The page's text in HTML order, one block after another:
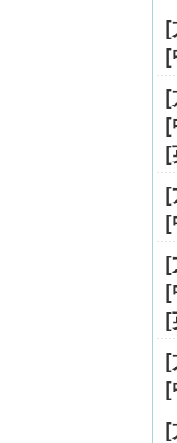
[
[
[
[
[
[
[
[
[
[
[
[
[